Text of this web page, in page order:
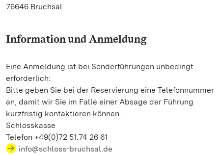
76646 Bruchsal
Information und Anmeldung
Eine Anmeldung ist bei Sonderführungen unbedingt
erforderlich:
Bitte geben Sie bei der Reservierung eine Telefonnummer
an, damit wir Sie im Falle einer Absage der Führung
kurzfristig kontaktieren können.
Schlosskasse
Telefon +49(0)72 51.74 26 61
info@schloss-bruchsal.de